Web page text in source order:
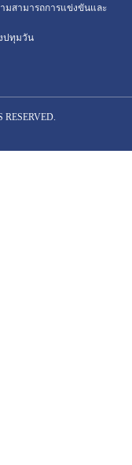
มสามารถการแข่งขันและ
ปทุมวัน